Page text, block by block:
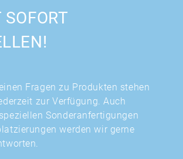
Fragen zu Produkten stehen
zur Verfügung. Auch
Sonderanfertigungen
werden wir gerne